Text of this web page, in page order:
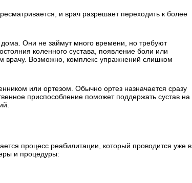
и врач разрешает переходить к более
Они не займут много времени, но требуют
коленного сустава, появление боли или
врачу. Возможно, комплекс упражнений слишком
или ортезом. Обычно ортез назначается сразу
приспособление поможет поддержать сустав на
процесс реабилитации, который проводится уже в
и процедуры: